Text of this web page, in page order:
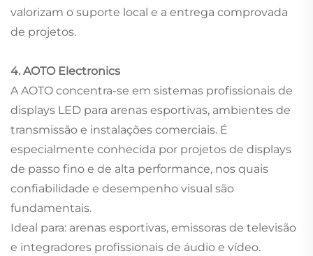
valorizam o suporte local e a entrega comprovada
de projetos.
4. AOTO Electronics
A AOTO concentra-se em sistemas profissionais de
displays LED para arenas esportivas, ambientes de
transmissão e instalações comerciais. É
especialmente conhecida por projetos de displays
de passo fino e de alta performance, nos quais
confiabilidade e desempenho visual são
fundamentais.
Ideal para: arenas esportivas, emissoras de televisão
e integradores profissionais de áudio e vídeo.